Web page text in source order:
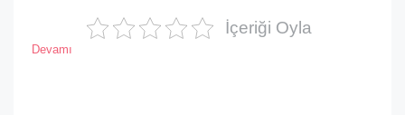
İçeriği Oyla
Devamı